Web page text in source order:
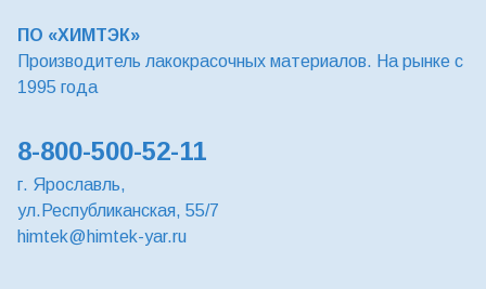
ПО «ХИМТЭК»
Производитель лакокрасочных материалов. На рынке с
1995 года
8-800-500-52-11
г. Ярославль,
ул.Республиканская, 55/7
himtek@himtek-yar.ru